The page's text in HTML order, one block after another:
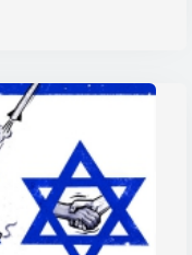
ve Stratejik